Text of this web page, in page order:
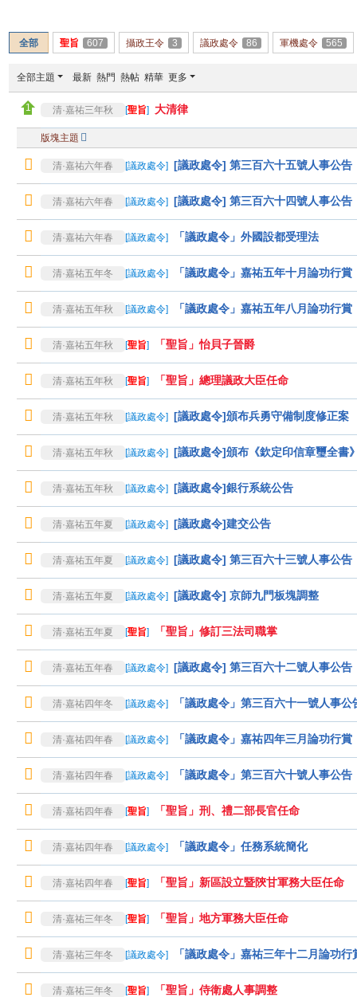
全部 聖旨 607 攝政王令 3 議政處令 86 軍機處令 565
全部主題 最新 熱門 熱帖 精華 更多
清·嘉祐三年秋 [聖旨] 大清律
版塊主題
清·嘉祐六年春 [議政處令] [議政處令] 第三百六十五號人事公告
清·嘉祐六年春 [議政處令] [議政處令] 第三百六十四號人事公告
清·嘉祐六年春 [議政處令] 「議政處令」外國設都受理法
清·嘉祐五年冬 [議政處令] 「議政處令」嘉祐五年十月論功行賞
清·嘉祐五年秋 [議政處令] 「議政處令」嘉祐五年八月論功行賞
清·嘉祐五年秋 [聖旨] 「聖旨」怡貝子晉爵
清·嘉祐五年秋 [聖旨] 「聖旨」總理議政大臣任命
清·嘉祐五年秋 [議政處令] [議政處令]頒布兵勇守備制度修正案
清·嘉祐五年秋 [議政處令] [議政處令]頒布《欽定印信章璽全書
清·嘉祐五年秋 [議政處令] [議政處令]銀行系統公告
清·嘉祐五年夏 [議政處令] [議政處令]建交公告
清·嘉祐五年夏 [議政處令] [議政處令] 第三百六十三號人事公告
清·嘉祐五年夏 [議政處令] [議政處令] 京師九門板塊調整
清·嘉祐五年夏 [聖旨] 「聖旨」修訂三法司職掌
清·嘉祐五年春 [議政處令] [議政處令] 第三百六十二號人事公告
清·嘉祐四年冬 [議政處令] 「議政處令」第三百六十一號人事
清·嘉祐四年春 [議政處令] 「議政處令」嘉祐四年三月論功行賞
清·嘉祐四年春 [議政處令] 「議政處令」第三百六十號人事公
清·嘉祐四年春 [聖旨] 「聖旨」刑、禮二部長官任命
清·嘉祐四年春 [議政處令] 「議政處令」任務系統簡化
清·嘉祐四年春 [聖旨] 「聖旨」新區設立暨陝甘軍務大臣任命
清·嘉祐三年冬 [聖旨] 「聖旨」地方軍務大臣任命
清·嘉祐三年冬 [議政處令] 「議政處令」嘉祐三年十二月論功行
清·嘉祐三年冬 [聖旨] 「聖旨」侍衛處人事調整